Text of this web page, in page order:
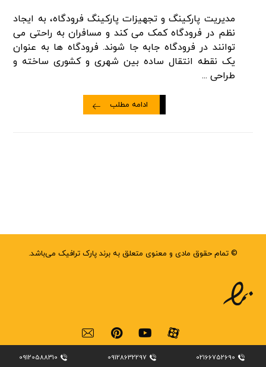
مدیریت پارکینگ و تجهیزات پارکینگ فرودگاه، به ایجاد
نظم در فرودگاه کمک می کند و مسافران به راحتی می
توانند در فرودگاه جابه جا شوند. فرودگاه ها به عنوان
یک نقطه انتقال ساده بین شهری و کشوری ساخته و
طراحی ...
ادامه مطلب
© تمام حقوق مادی و معنوی متعلق به برند پارک ترافیک می‌باشد.
02166752690
09128632297
09120588310